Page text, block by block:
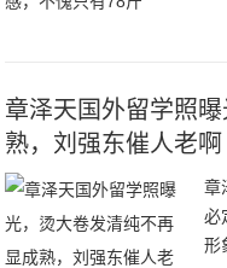
章泽天国外留学照
熟，刘强东催人老啊
章
必
形